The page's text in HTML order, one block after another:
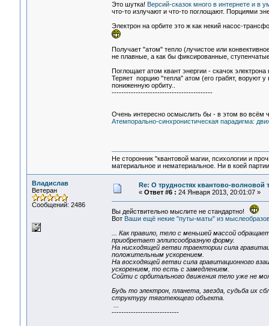
Это шутка! Версий-сказок много в интернете и в
что-то излучают и что-то поглощают. Порциями
Электрон на орбите это ж как некий насос-
Получает "атом" тепло (лучистое или
не плавные, а как бы фиксированные,
Поглощает атом квант энергии - скачок
Теряет порцию "тепла" атом (его грабят, воруют
пониженную орбиту..
------------------------------------------
Очень интересно осмыслить бы - в этом во всём
Атемпорально-синхронистическая парадигма:
Не сторонник "квантовой магии, психологии и
материальное и нематериальное. Ни в коей
Владислав
Ветеран
Сообщений: 2486
Re: О трудностях квантово-волновой
« Ответ #6 : 24 Января 2013, 20:01:07 »
Вы действительно мыслите не стандартно!
ВотВаши ещё некие "путы-маты" из
... Как правило, тело с меньшей массой
приобретает эллипсообразную форму.
На нисходящей ветви траектории сила
положительным ускорением.
На восходящей ветви сила гравитационного
ускорением, то есть с замедлением.
Сойти с орбитального движения тело уже не
Будь то электрон, планета, звезда, судьба их
структуру тяготеющего объекта.
----------------------------